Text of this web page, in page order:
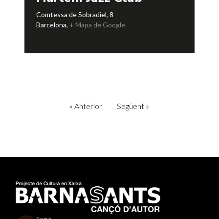
Comtessa de Sobradiel, 8
Barcelona, + Mapa de Google
« Anterior Següent »